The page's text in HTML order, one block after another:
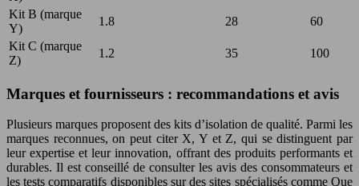
Kit B (marque
Y)
1.8 28
60
Kit C (marque
Z)
1.2 35 100
Marques et fournisseurs : recommandations et avis
Plusieurs marques proposent des kits d’isolation de qualité. Parmi les
marques reconnues, on peut citer X, Y et Z, qui se distinguent par
leur expertise et leur innovation, offrant des produits performants et
durables. Il est conseillé de consulter les avis des consommateurs et
les tests comparatifs disponibles sur des sites spécialisés comme Que